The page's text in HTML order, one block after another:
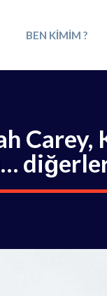
BEN KIMIM ?
Carey,